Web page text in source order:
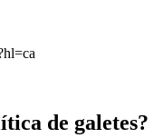
de galetes?